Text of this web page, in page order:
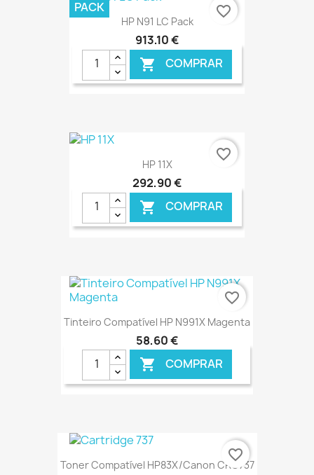
€ ONLINE
HP N91 LC Pack
913,10 €
 COMPRAR
€ ONLINE
PACK favorite_border
HP 11X
292,90 €
 COMPRAR
€ ONLINE
favorite_border
Tinteiro Compatível HP N991X Magenta
58,60 €
 COMPRAR
favorite_border
Toner Compatível HP83X/Canon CRG737
favorite_border